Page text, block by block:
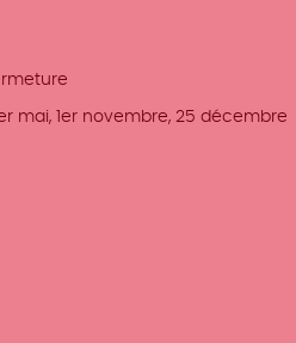
mai, 1er novembre, 25 décembre